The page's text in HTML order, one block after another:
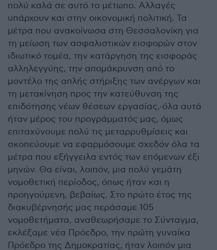
πολύ καλά σε αυτό το μέτωπο. Αλλαγές
υπάρχουν και στην οικονομική πολιτική. Τα
μέτρα που ανακοίνωσα στη Θεσσαλονίκη για
τη μείωση των ασφαλιστικών εισφορών στον
ιδιωτικό τομέα, την κατάργηση της εισφοράς
αλληλεγγύης, την απομάκρυνση από το
μοντέλο της απλής στήριξης των ανέργων και
τη μετακίνηση προς την κατεύθυνση της
επιδότησης νέων θέσεων εργασίας,·όλα αυτά
ήταν μέρος του προγράμματός μας, όμως
επιταχύνουμε πολύ τις μεταρρυθμίσεις και
σκοπεύουμε να εφαρμόσουμε σχεδόν όλα τα
μέτρα που εξήγγειλα εντός των επόμενων έξι
μηνών. Θα είναι, λοιπόν, μια πολύ γεμάτη
νομοθετική περίοδος, όπως ήταν και η
προηγούμενη, βεβαίως. Στο πρώτο έτος της
διακυβέρνησής μας περάσαμε 105
νομοθετήματα, αναθεωρήσαμε το Σύνταγμα,
εκλέξαμε νέα Πρόεδρο, την πρώτη γυναίκα
Πρόεδρο της Δημοκρατίας, ήταν λοιπόν μια